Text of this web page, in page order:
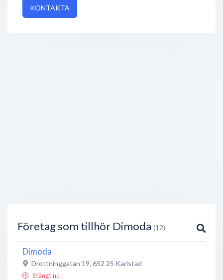
KONTAKTA
Företag som tillhör Dimoda (12)
Dimoda
Drottninggatan 19, 652 25 Karlstad
Stängt nu